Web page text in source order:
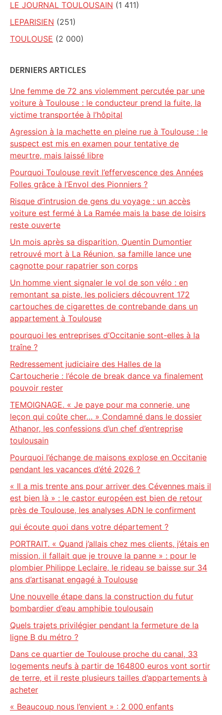
LE JOURNAL TOULOUSAIN (1 411)
LEPARISIEN (251)
TOULOUSE (2 000)
DERNIERS ARTICLES
Une femme de 72 ans violemment percutée par une
voiture à Toulouse : le conducteur prend la fuite, la
victime transportée à l’hôpital
Agression à la machette en pleine rue à Toulouse : le
suspect est mis en examen pour tentative de
meurtre, mais laissé libre
Pourquoi Toulouse revit l’effervescence des Années
Folles grâce à l’Envol des Pionniers ?
Risque d’intrusion de gens du voyage : un accès
voiture est fermé à La Ramée mais la base de loisirs
reste ouverte
Un mois après sa disparition, Quentin Dumontier
retrouvé mort à La Réunion, sa famille lance une
cagnotte pour rapatrier son corps
Un homme vient signaler le vol de son vélo : en
remontant sa piste, les policiers découvrent 172
cartouches de cigarettes de contrebande dans un
appartement à Toulouse
pourquoi les entreprises d’Occitanie sont-elles à la
traîne ?
Redressement judiciaire des Halles de la
Cartoucherie : l’école de break dance va finalement
pouvoir rester
TEMOIGNAGE. « Je paye pour ma connerie, une
leçon qui coûte cher… » Condamné dans le dossier
Athanor, les confessions d’un chef d’entreprise
toulousain
Pourquoi l’échange de maisons explose en Occitanie
pendant les vacances d’été 2026 ?
« Il a mis trente ans pour arriver des Cévennes mais il
est bien là » : le castor européen est bien de retour
près de Toulouse, les analyses ADN le confirment
qui écoute quoi dans votre département ?
PORTRAIT. « Quand j’allais chez mes clients, j’étais en
mission, il fallait que je trouve la panne » : pour le
plombier Philippe Leclaire, le rideau se baisse sur 34
ans d’artisanat engagé à Toulouse
Une nouvelle étape dans la construction du futur
bombardier d’eau amphibie toulousain
Quels trajets privilégier pendant la fermeture de la
ligne B du métro ?
Dans ce quartier de Toulouse proche du canal, 33
logements neufs à partir de 164800 euros vont sortir
de terre, et il reste plusieurs tailles d’appartements à
acheter
« Beaucoup nous l’envient » : 2 000 enfants